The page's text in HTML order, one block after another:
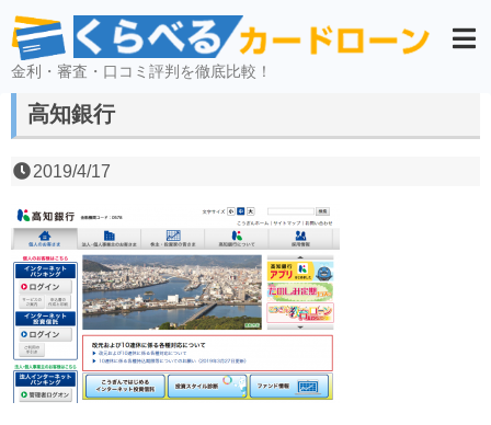
金利・審査・口コミ評判を徹底比較！
高知銀行
2019/4/17